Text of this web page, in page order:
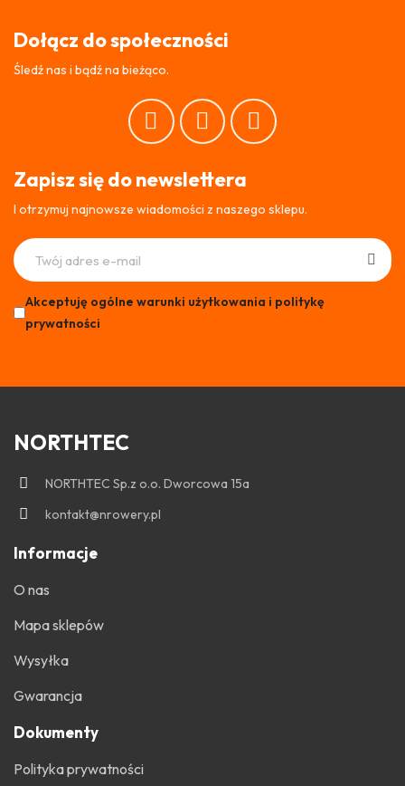
Dołącz do społeczności
Śledź nas i bądź na bieżąco.
Zapisz się do newslettera
I otrzymuj najnowsze wiadomości z naszego sklepu.
Akceptuję ogólne warunki użytkowania i politykę
prywatności
NORTHTEC
NORTHTEC Sp.z o.o. Dworcowa 15a
kontakt@nrowery.pl
Informacje
O nas
Mapa sklepów
Wysyłka
Gwarancja
Dokumenty
Polityka prywatności